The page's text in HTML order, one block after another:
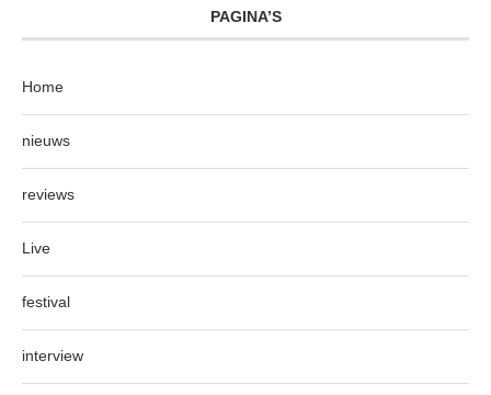
PAGINA’S
Home
nieuws
reviews
Live
festival
interview